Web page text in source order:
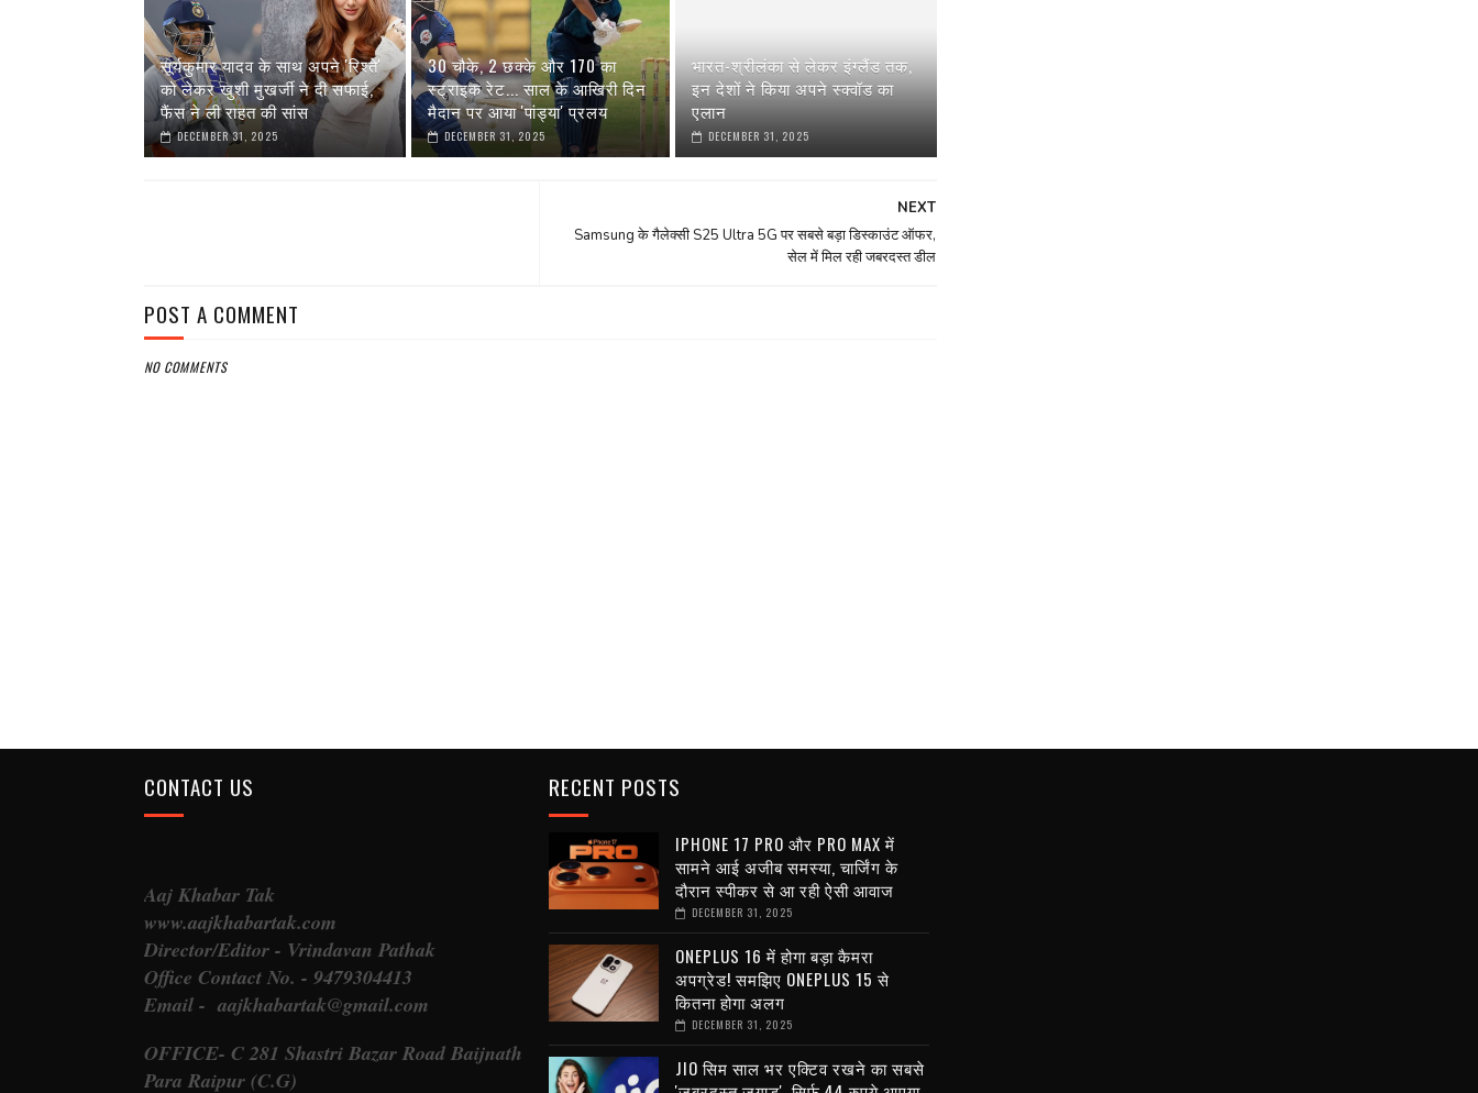
सूर्यकुमार यादव के साथ अपने 'रिश्ते'
को लेकर खुशी मुखर्जी ने दी सफाई,
फैंस ने ली राहत की सांस
DECEMBER 31, 2025
30 चौके, 2 छक्के और 170 का
स्ट्राइक रेट... साल के आखिरी दिन
मैदान पर आया 'पांड्या' प्रलय
DECEMBER 31, 2025
भारत-श्रीलंका से लेकर इंग्‍लैंड तक,
इन देशों ने किया अपने स्‍क्वॉड का
एलान
DECEMBER 31, 2025
NEXT
Samsung के गैलेक्सी S25 Ultra 5G पर सबसे बड़ा डिस्काउंट ऑफर,
सेल में मिल रही जबरदस्त डील
POST A COMMENT
NO COMMENTS
CONTACT US
Aaj Khabar Tak
www.aajkhabartak.com
Director/Editor - Vrindavan Pathak
Office Contact No. - 9479304413
Email - aajkhabartak@gmail.com
OFFICE- C 281 Shastri Bazar Road Baijnath
Para Raipur (C.G)
RECENT POSTS
IPHONE 17 PRO और PRO MAX में
सामने आई अजीब समस्या, चार्जिंग के
दौरान स्पीकर से आ रही ऐसी आवाज
DECEMBER 31, 2025
ONEPLUS 16 में होगा बड़ा कैमरा
अपग्रेड! समझिए ONEPLUS 15 से
कितना होगा अलग
DECEMBER 31, 2025
JIO सिम साल भर एक्टिव रखने का सबसे